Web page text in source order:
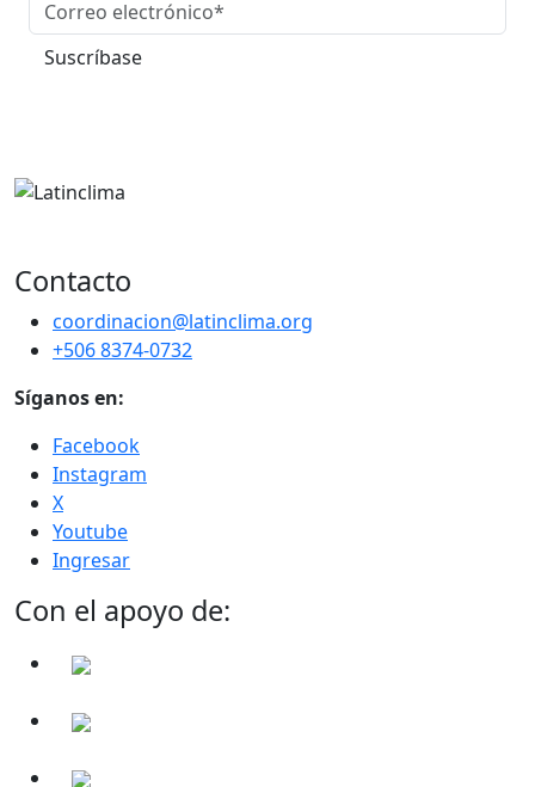
Contacto
coordinacion@latinclima.org
+506 8374-0732
Síganos en:
Facebook
Instagram
X
Youtube
Ingresar
Con el apoyo de: